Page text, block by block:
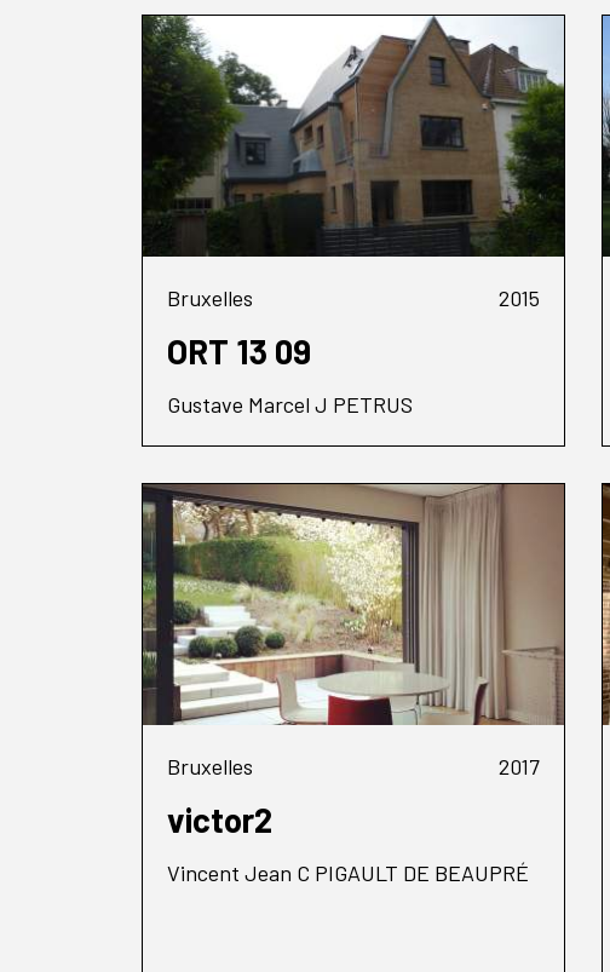
Bruxelles 2015
ORT 13 09
Gustave Marcel J PETRUS
Bruxelles 2017
victor2
Vincent Jean C PIGAULT DE BEAUPRÉ